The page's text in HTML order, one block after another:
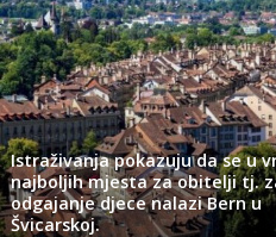
Istraživanja pokazuju da se u
najboljih mjesta za obitelji tj.
odgajanje djece nalazi Bern u
Švicarskoj.